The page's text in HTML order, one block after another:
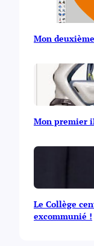
Mon
Mon premier
Le Collège
excommunié !